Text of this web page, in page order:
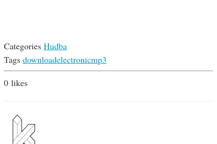
Categories Hudba
Tags downloadelectronicmp3
0 likes